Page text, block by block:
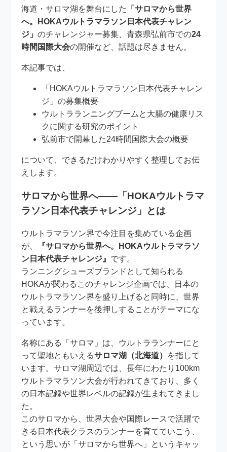
海道・サロマ湖を舞台にした
「サロマから世界
へ。HOKAウルトラマラソン日本代表チャレン
ジ」のチャレンジャー募集、青森県弘前市での24
時間国際大会の開催など、話題は尽きません。
本記事では、
「HOKAウルトラマラソン日本代表チャレン
ジ」の募集概要
ウルトラランニングブームと大腸の健康リス
クに関する研究のポイント
弘前市で開幕した24時間国際大会の概要
について、できるだけわかりやすく整理してお伝
えします。
サロマから世界へ――「HOKAウルトラマ
ラソン日本代表チャレンジ」とは
ウルトラマラソン界で今注目を集めている企画
が、
『サロマから世界へ。HOKAウルトラマラソ
ン日本代表チャレンジ』 です。
ランニングシューズブランドとして知られる
HOKAが関わるこのチャレンジ企画では、日本の
ウルトラマラソン界を盛り上げると同時に、世界
と戦えるランナーを後押しすることがテーマにな
っています。
名称にある「サロマ」は、ウルトラランナーにと
って聖地ともいえるサロマ湖（北海道） を指して
います。サロマ湖周辺では、長年にわたり100km
ウルトラマラソン大会が行われてきており、多く
の日本記録や世界レベルの記録が生まれてきまし
た。
このサロマから、世界大会や国際レースで活躍で
きる日本代表クラスのランナーを育てていこう、
という思いが「サロマから世界へ」というキャッ